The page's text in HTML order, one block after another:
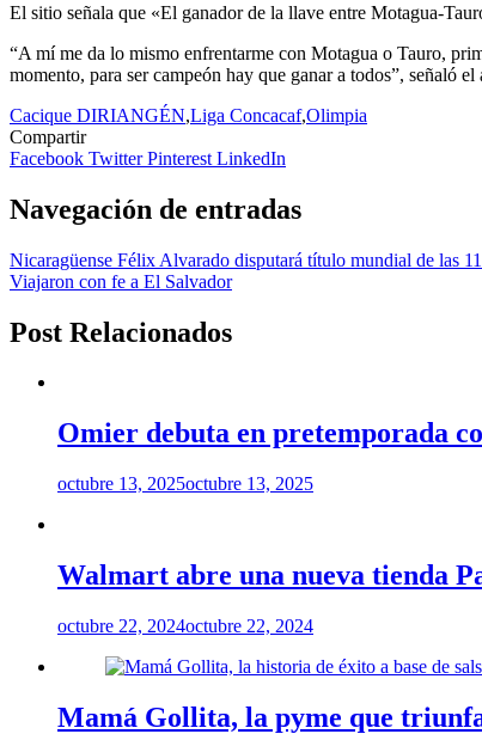
El sitio señala que «El ganador de la llave entre Motagua-
“A mí me da lo mismo enfrentarme con Motagua o Tauro,
momento, para ser campeón hay que ganar a todos”, señaló el
Cacique DIRIANGÉN,Liga Concacaf,Olimpia
Compartir
Facebook TwitterPinterest LinkedIn
Navegación de entradas
Nicaragüense Félix Alvarado disputará título mundial de las
Viajaron con fe a El Salvador
Post Relacionados
Omier debuta en pretemporada
octubre 13, 2025octubre 13, 2025
Walmart abre una nueva tienda
octubre 22, 2024octubre 22, 2024
Mamá Gollita, la pyme que